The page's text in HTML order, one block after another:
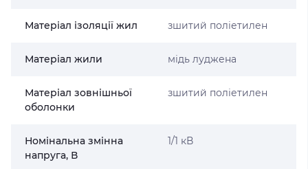
Матеріал ізоляції жил зшитий поліетилен
Матеріал жили мідь луджена
Матеріал зовнішньої
оболонки
зшитий поліетилен
Номінальна змінна
напруга, В
1/1 кВ